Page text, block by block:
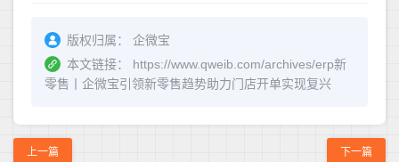
版权归属：
企微宝
本文链接：
https://www.qweib.com/archives/erp新
零售丨企微宝引领新零售趋势助力门店开单实现复兴
上一篇 下一篇